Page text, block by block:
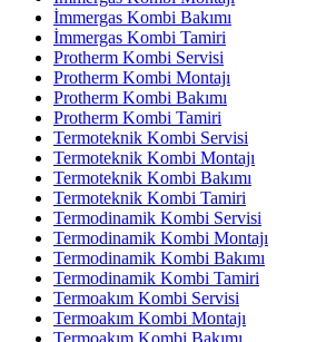
İmmergas Kombi Bakımı
İmmergas Kombi Tamiri
Protherm Kombi Servisi
Protherm Kombi Montajı
Protherm Kombi Bakımı
Protherm Kombi Tamiri
Termoteknik Kombi Servisi
Termoteknik Kombi Montajı
Termoteknik Kombi Bakımı
Termoteknik Kombi Tamiri
Termodinamik Kombi Servisi
Termodinamik Kombi Montajı
Termodinamik Kombi Bakımı
Termodinamik Kombi Tamiri
Termoakım Kombi Servisi
Termoakım Kombi Montajı